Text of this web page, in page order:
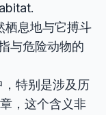
栖息地与它搏斗
与危险动物的
特别是涉及历
，这个含义非